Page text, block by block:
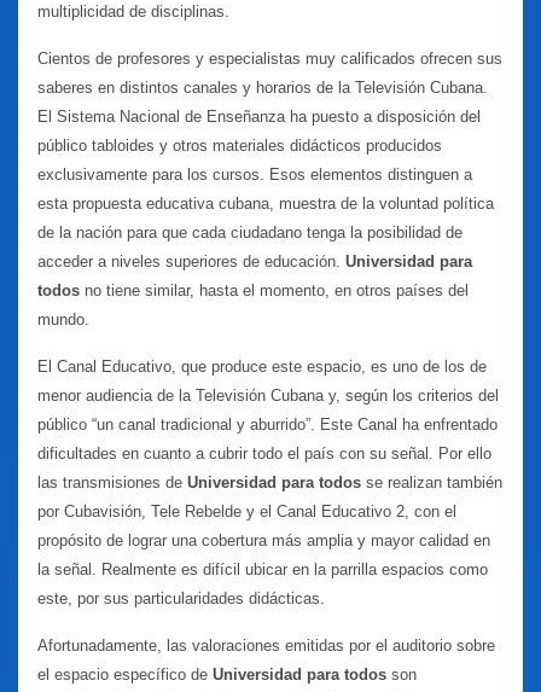
multiplicidad de disciplinas.
Cientos de profesores y especialistas muy calificados ofrecen sus
saberes en distintos canales y horarios de la Televisión Cubana.
El Sistema Nacional de Enseñanza ha puesto a disposición del
público tabloides y otros materiales didácticos producidos
exclusivamente para los cursos. Esos elementos distinguen a
esta propuesta educativa cubana, muestra de la voluntad política
de la nación para que cada ciudadano tenga la posibilidad de
acceder a niveles superiores de educación. Universidad para
todos no tiene similar, hasta el momento, en otros países del
mundo.
El Canal Educativo, que produce este espacio, es uno de los de
menor audiencia de la Televisión Cubana y, según los criterios del
público “un canal tradicional y aburrido”. Este Canal ha enfrentado
dificultades en cuanto a cubrir todo el país con su señal. Por ello
las transmisiones de Universidad para todos se realizan también
por Cubavisión, Tele Rebelde y el Canal Educativo 2, con el
propósito de lograr una cobertura más amplia y mayor calidad en
la señal. Realmente es difícil ubicar en la parrilla espacios como
este, por sus particularidades didácticas.
Afortunadamente, las valoraciones emitidas por el auditorio sobre
el espacio específico de Universidad para todos son